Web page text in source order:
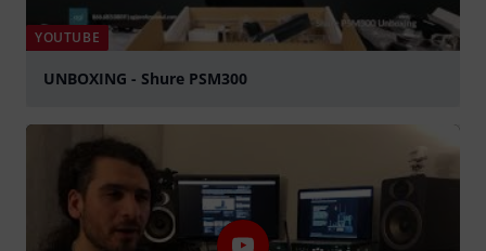
YOUTUBE
UNBOXING - Shure PSM300